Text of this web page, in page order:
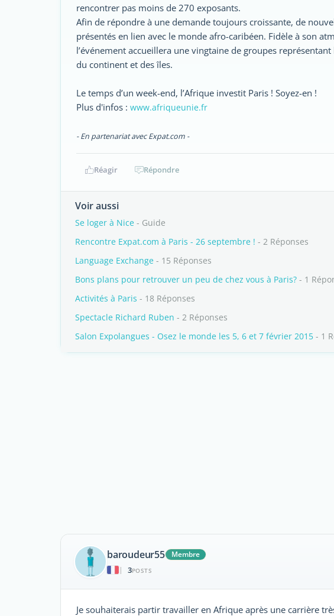
rencontrer pas moins de 270 exposants.
Afin de répondre à une demande toujours croissante, de
présentés en lien avec le monde afro-caribéen. Fidèle à son
l’événement accueillera une vingtaine de groupes
du continent et des îles.
Le temps d’un week-end, l’Afrique investit Paris ! Soyez-en !
Plus d'infos : www.afriqueunie.fr
- En partenariat avec Expat.com -
Réagir Répondre
Voir aussi
Se loger à Nice - Guide
Rencontre Expat.com à Paris - 26 septembre ! - 2 Réponses
Language Exchange - 15 Réponses
Bons plans pour retrouver un peu de chez vous à Paris? - 1
Activités à Paris - 18 Réponses
Spectacle Richard Ruben - 2 Réponses
Salon Expolangues - Osez le monde les 5, 6 et 7 février 2015 - 1
baroudeur55
Membre
|
3POSTS
Je souhaiterais partir travailler en Afrique après une carrière